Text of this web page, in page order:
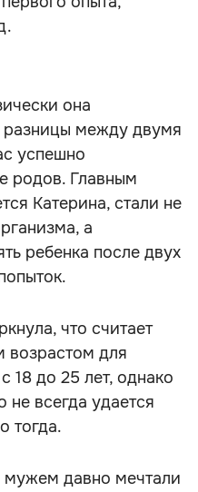
она
разницы между двумя
успешно
родов. Главным
Катерина, стали не
а
ребенка после двух
что считает
возрастом для
18 до 25 лет, однако
не всегда удается
тогда.
давно мечтали